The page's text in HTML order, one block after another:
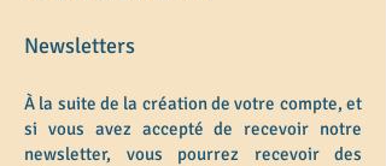
Newsletters
À la suite de la création de votre compte, et
si vous avez accepté de recevoir notre
newsletter, vous pourrez recevoir des